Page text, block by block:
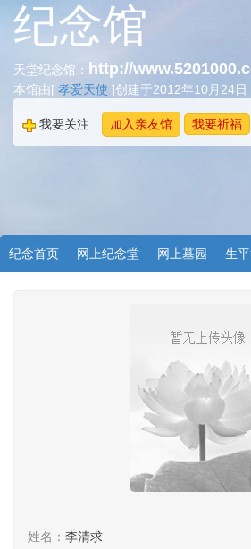
纪念馆
天堂纪念馆： http://
本馆由[ 孝爱天使 ]创建于2012年10月24日
我要关注 加入亲友馆 我要祈福
纪念首页 网上纪念堂 网上墓园 生
姓名： 李清求